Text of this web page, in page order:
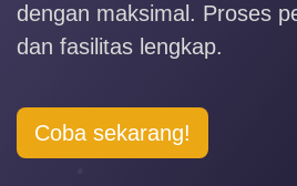
dengan maksimal. Proses
dan fasilitas lengkap.
Coba sekarang!